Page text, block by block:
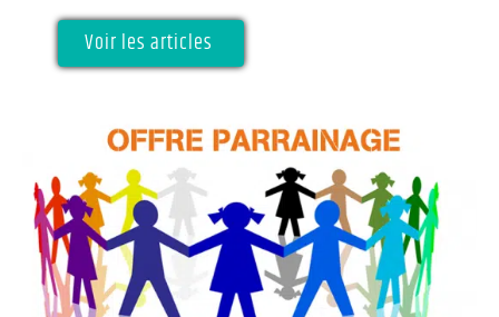
Voir les articles